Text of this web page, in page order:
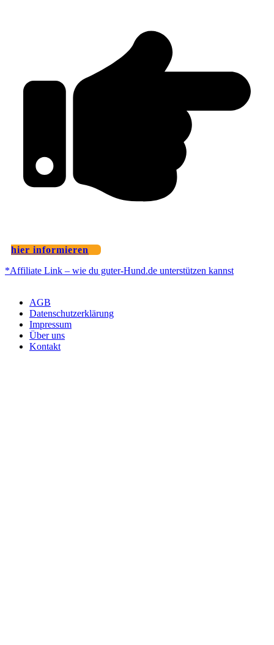
hier informieren
*Affiliate Link – wie du guter-Hund.de unterstützen kannst
AGB
Datenschutzerklärung
Impressum
Über uns
Kontakt